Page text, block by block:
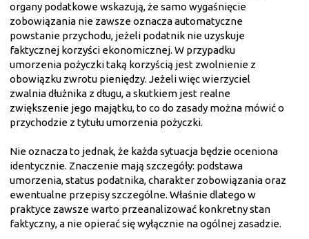
organy podatkowe wskazują, że samo wygaśnięcie
zobowiązania nie zawsze oznacza automatyczne
powstanie przychodu, jeżeli podatnik nie uzyskuje
faktycznej korzyści ekonomicznej. W przypadku
umorzenia pożyczki taką korzyścią jest zwolnienie z
obowiązku zwrotu pieniędzy. Jeżeli więc wierzyciel
zwalnia dłużnika z długu, a skutkiem jest realne
zwiększenie jego majątku, to co do zasady można mówić o
przychodzie z tytułu umorzenia pożyczki.
Nie oznacza to jednak, że każda sytuacja będzie oceniona
identycznie. Znaczenie mają szczegóły: podstawa
umorzenia, status podatnika, charakter zobowiązania oraz
ewentualne przepisy szczególne. Właśnie dlatego w
praktyce zawsze warto przeanalizować konkretny stan
faktyczny, a nie opierać się wyłącznie na ogólnej zasadzie.